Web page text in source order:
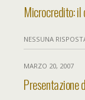
Microcredito:
NESSUNA
MARZO 20, 2007
Presentazione